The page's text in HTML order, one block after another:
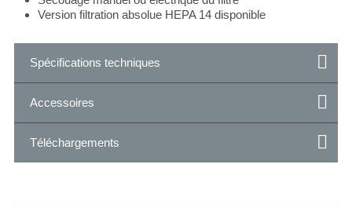
Version filtration absolue HEPA 14 disponible
Spécifications techniques
Accessoires
Téléchargements